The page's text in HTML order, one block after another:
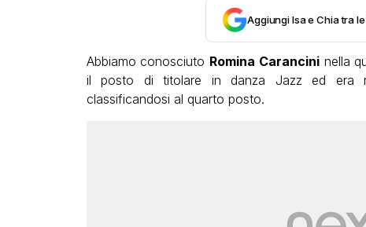
Aggiungi Isa e Chia tra
Abbiamo conosciuto Romina Carancininella
il posto di titolare in danza Jazz ed era
classificandosi al quarto posto.